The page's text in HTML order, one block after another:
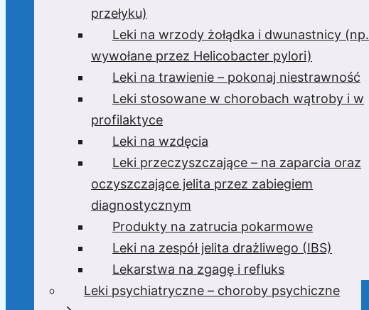
przełyku)
Leki na wrzody żołądka i dwunastnicy (np.
wywołane przez Helicobacter pylori)
Leki na trawienie – pokonaj niestrawność
Leki stosowane w chorobach wątroby i w
profilaktyce
Leki na wzdęcia
Leki przeczyszczające – na zaparcia oraz
oczyszczające jelita przez zabiegiem
diagnostycznym
Produkty na zatrucia pokarmowe
Leki na zespół jelita drażliwego (IBS)
Lekarstwa na zgagę i refluks
Leki psychiatryczne – choroby psychiczne